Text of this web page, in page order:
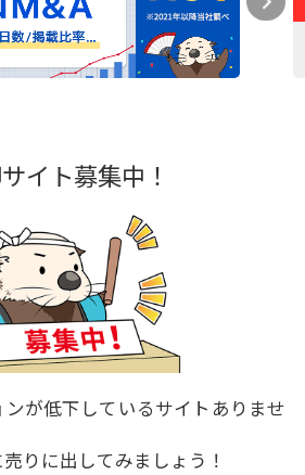
イト募集中！
が低下しているサイトありませ
りに出してみましょう！